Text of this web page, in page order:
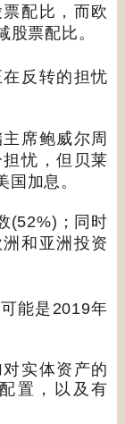
配比，而欧
股票配比。
反转的担忧
席鲍威尔周
忧，但贝莱
加息。
(52%) ；同时
和亚洲投资
能是 2019年
实体资产的
置，以及有